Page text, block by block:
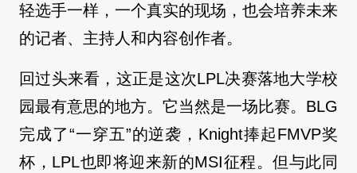
轻选手一样，一个真实的现场，也会培养未来
的记者、主持人和内容创作者。
回过头来看，这正是这次LPL决赛落地大学校
园最有意思的地方。它当然是一场比赛。BLG
完成了“一穿五”的逆袭，Knight捧起FMVP奖
杯，LPL也即将迎来新的MSI征程。但与此同